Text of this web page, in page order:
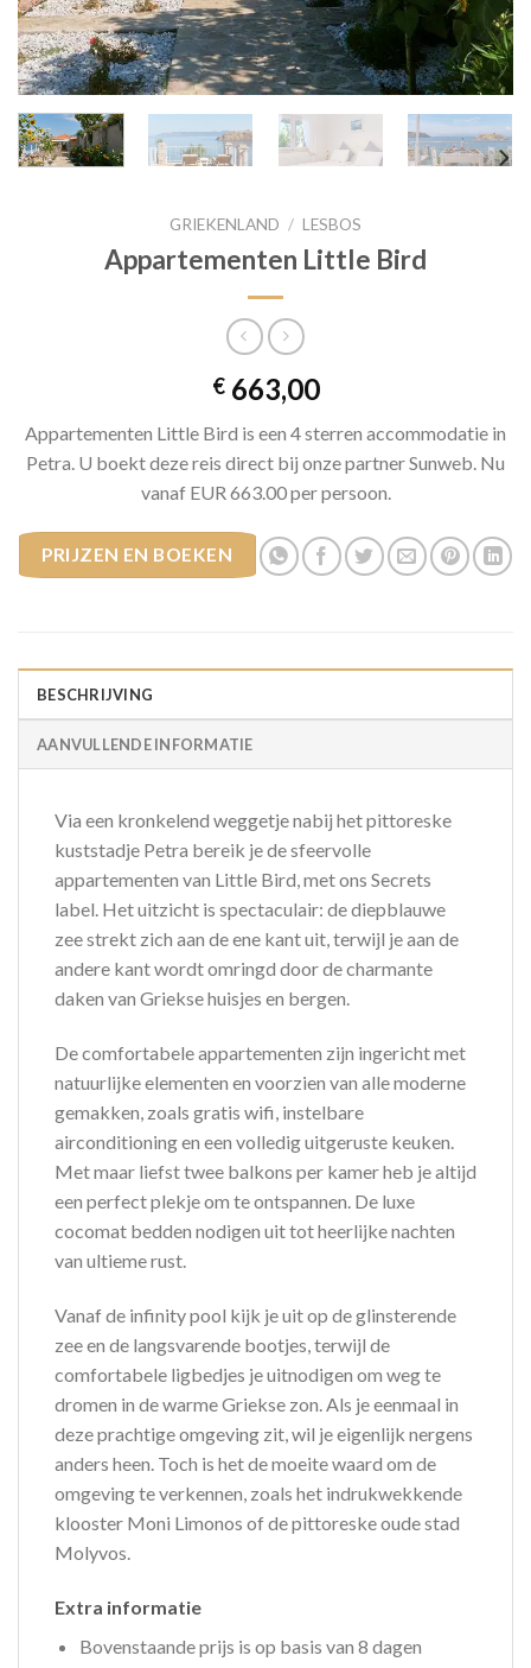
GRIEKENLAND / LESBOS
Appartementen Little Bird
€663,00
Appartementen Little Bird is een 4 sterren accommodatie in
Petra. U boekt deze reis direct bij onze partner Sunweb. Nu
vanaf EUR 663.00 per persoon.
PRIJZEN EN BOEKEN
BESCHRIJVING
AANVULLENDE INFORMATIE
Via een kronkelend weggetje nabij het pittoreske
kuststadje Petra bereik je de sfeervolle
appartementen van Little Bird, met ons Secrets
label. Het uitzicht is spectaculair: de diepblauwe
zee strekt zich aan de ene kant uit, terwijl je aan de
andere kant wordt omringd door de charmante
daken van Griekse huisjes en bergen.
De comfortabele appartementen zijn ingericht met
natuurlijke elementen en voorzien van alle moderne
gemakken, zoals gratis wifi, instelbare
airconditioning en een volledig uitgeruste keuken.
Met maar liefst twee balkons per kamer heb je altijd
een perfect plekje om te ontspannen. De luxe
cocomat bedden nodigen uit tot heerlijke nachten
van ultieme rust.
Vanaf de infinity pool kijk je uit op de glinsterende
zee en de langsvarende bootjes, terwijl de
comfortabele ligbedjes je uitnodigen om weg te
dromen in de warme Griekse zon. Als je eenmaal in
deze prachtige omgeving zit, wil je eigenlijk nergens
anders heen. Toch is het de moeite waard om de
omgeving te verkennen, zoals het indrukwekkende
klooster Moni Limonos of de pittoreske oude stad
Molyvos.
Extra informatie
Bovenstaande prijs is op basis van 8 dagen